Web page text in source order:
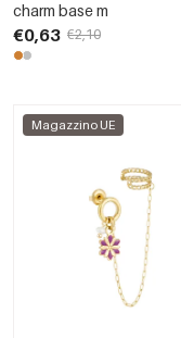
charm base m
€0,63 €2,10
Magazzino UE